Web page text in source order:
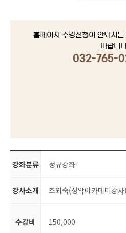
홈페이지 수강신청이 안되시는
바랍니
032-765-
강좌분류 정규강좌
강사소개 조외숙(성악아카데미강사)
수강비 150,000